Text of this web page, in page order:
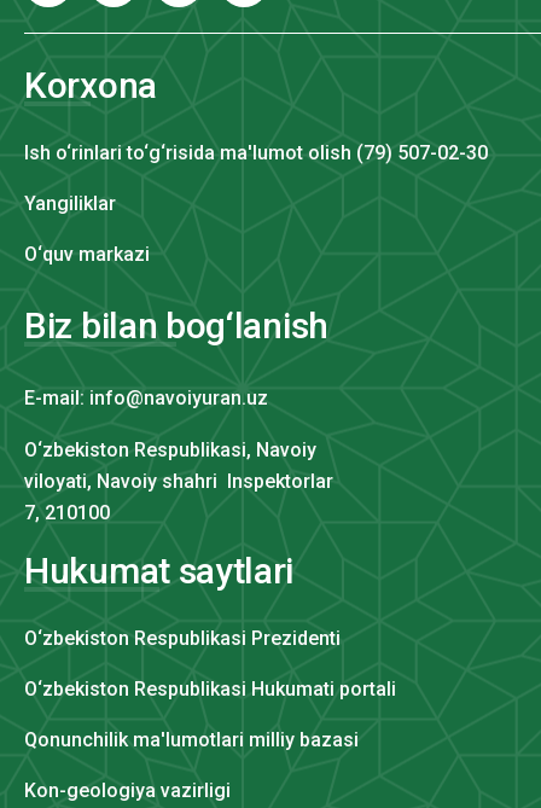
Korxona
Ish o‘rinlari to‘g‘risida ma'lumot olish (79) 507-02-30
Yangiliklar
O‘quv markazi
Biz bilan bog‘lanish
E-mail: info@navoiyuran.uz
O‘zbekiston Respublikasi, Navoiy
viloyati, Navoiy shahri Inspektorlar
7, 210100
Hukumat saytlari
O‘zbekiston Respublikasi Prezidenti
O‘zbekiston Respublikasi Hukumati portali
Qonunchilik ma'lumotlari milliy bazasi
Kon-geologiya vazirligi